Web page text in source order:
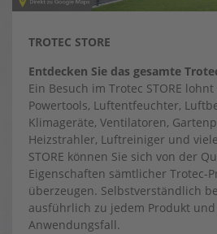
TROTEC STORE
Entdecken Sie das gesamte
Ein Besuch im Trotec STORE
Powertools, Luftentfeuchter,
Klimageräte, Ventilatoren,
Heizstrahler, Luftreiniger und
STORE können Sie sich von der
Eigenschaften sämtlicher Trotec-
überzeugen. Selbstverständlich
ausführlich zu jedem Produkt
Anwendungsfall.